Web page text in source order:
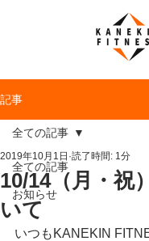
記事
全ての記事
お知らせ
全ての記事
10/14（月・祝
いて
2019年10月1日 読了時間: 1分
いつもKANEKIN